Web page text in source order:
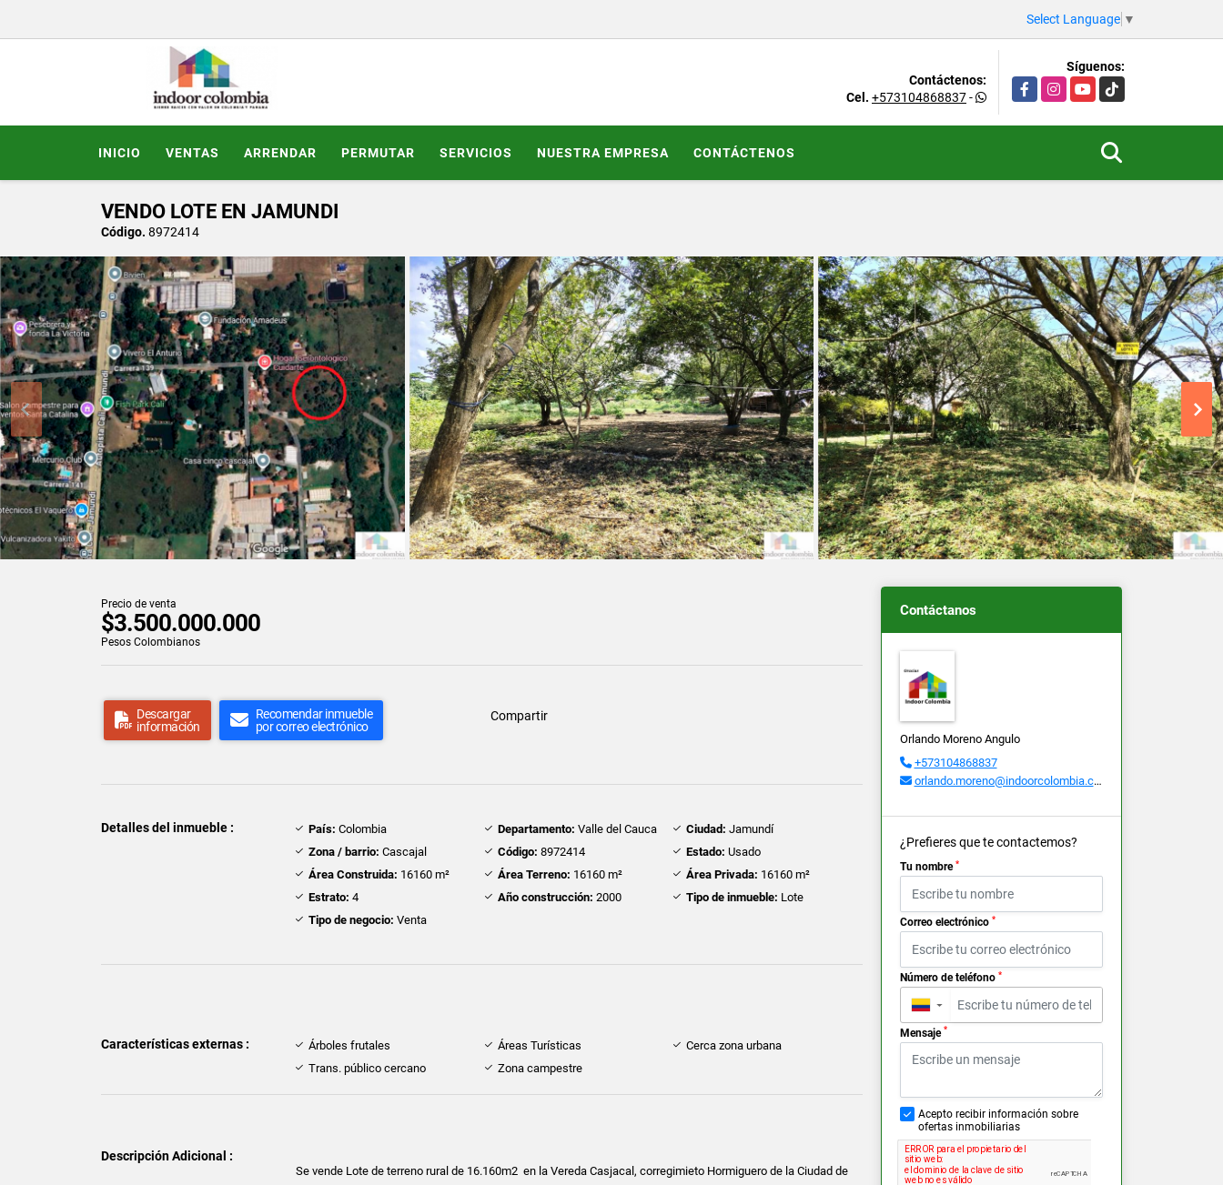
Select Language ▼
Contáctenos:
Cel. +573104868837-
Síguenos:
FacebookInstagramYouTubeTikTok
INICIO VENTAS ARRENDAR PERMUTAR SERVICIOS NUESTRA EMPRESA CONTÁCTENOS
VENDO LOTE EN JAMUNDI
Código. 8972414
Precio de venta
$3.500.000.000
Pesos Colombianos
Descargar
información
Recomendar inmueble
por correo electrónico
Compartir
Detalles del inmueble : País: Colombia Departamento: Valle del Cauca Ciudad: Jamundí
Zona / barrio: Cascajal Código: 8972414 Estado: Usado
Área Construida: 16160 m² Área Terreno: 16160 m² Área Privada: 16160 m²
Estrato: 4 Año construcción: 2000 Tipo de inmueble: Lote
Tipo de negocio: Venta
Características externas : Árboles frutales Áreas Turísticas
Cerca zona urbana
Trans. público cercano
Zona campestre
Descripción Adicional :
Se vende Lote de terreno rural de 16.160m2 en la Vereda Casjacal, corregimieto Hormiguero de la Ciudad de
Contáctanos
Orlando Moreno Angulo
+573104868837
orlando.moreno@indoorcolombia.com
¿Prefieres que te contactemos?
Tu nombre *
Correo electrónico *
Número de teléfono *
▼
Mensaje *
Acepto recibir información sobre
ofertas inmobiliarias